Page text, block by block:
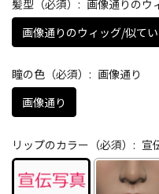
髪型（必須）: 画像通りのウ
画像通りのウィッグ/似て
瞳の色（必須）: 画像通り
画像通り
リップのカラー（必須）: 宣